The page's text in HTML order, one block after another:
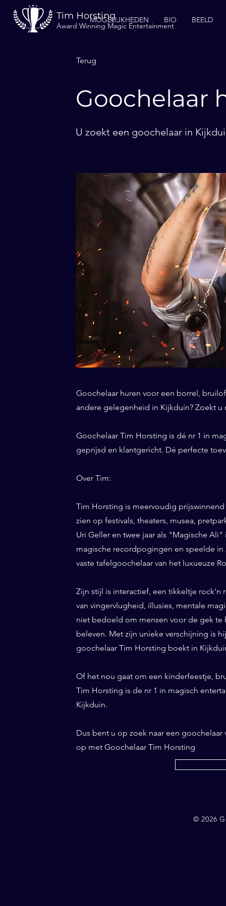
Tim Horsting
Award Winning Magic Entertainment
MOGELIJKHEDEN BIO BEELD
Terug
Goochelaar
U zoekt een goochelaar in
Goochelaar huren voor een borrel,
andere gelegenheid in Kijkduin? Zoekt u
Goochelaar Tim Horsting is dé nr 1 in
geprijsd en klantgericht. Dé perfecte
Over Tim:
Tim Horsting is meervoudig
zien op festivals, theaters, musea,
Uri Geller en twee jaar als "Magische
magische recordpogingen en speelde in
vaste tafelgoochelaar van het luxueuze
Zijn stijl is interactief, een tikkeltje rock'n
van vingervlugheid, illusies, mentale
niet bedoeld om mensen voor de gek te
beleven. Met zijn unieke verschijning is
goochelaar Tim Horsting boekt in
Of het nou gaat om een kinderfeestje,
Tim Horsting is de nr 1 in magisch
Kijkduin.
Dus bent u op zoek naar een
op met Goochelaar Tim Horsting
© 2026